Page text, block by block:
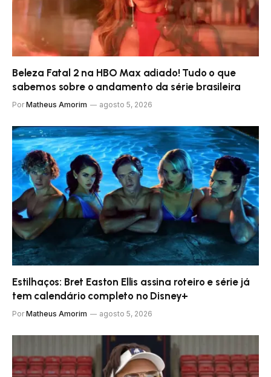
Beleza Fatal 2 na HBO Max adiado! Tudo o que
sabemos sobre o andamento da série brasileira
Por Matheus Amorim agosto 5, 2026
Estilhaços: Bret Easton Ellis assina roteiro e série já
tem calendário completo no Disney+
Por Matheus Amorim agosto 5, 2026